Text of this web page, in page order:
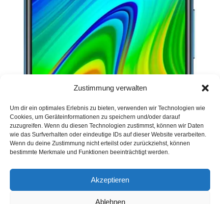
Zustimmung verwalten
Um dir ein optimales Erlebnis zu bieten, verwenden wir Technologien wie
Cookies, um Geräteinformationen zu speichern und/oder darauf
zuzugreifen. Wenn du diesen Technologien zustimmst, können wir Daten
wie das Surfverhalten oder eindeutige IDs auf dieser Website verarbeiten.
Wenn du deine Zustimmung nicht erteilst oder zurückziehst, können
bestimmte Merkmale und Funktionen beeinträchtigt werden.
Akzeptieren
Ablehnen